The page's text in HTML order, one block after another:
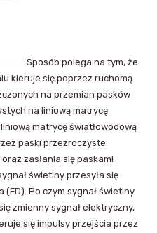
Sposób polega na tym, że
kieruje się poprzez ruchomą
na przemian pasków
na liniową matrycę
matrycę światłowodową
paski przezroczyste
zasłania się paskami
świetlny przesyła się
Po czym sygnał świetlny
zmienny sygnał elektryczny,
się impulsy przejścia przez